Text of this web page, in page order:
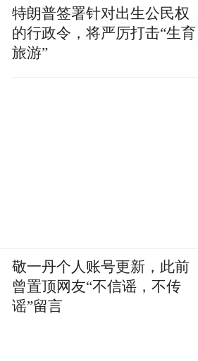
特朗普签署针对出生公民权
的行政令，将严厉打击“生育
旅游”
敬一丹个人账号更新，此前
曾置顶网友“不信谣，不传
谣”留言